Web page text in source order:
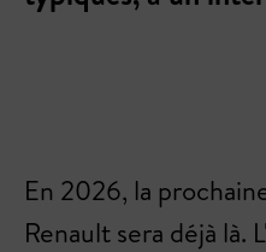
En 2026, la
Renault sera déjà là.